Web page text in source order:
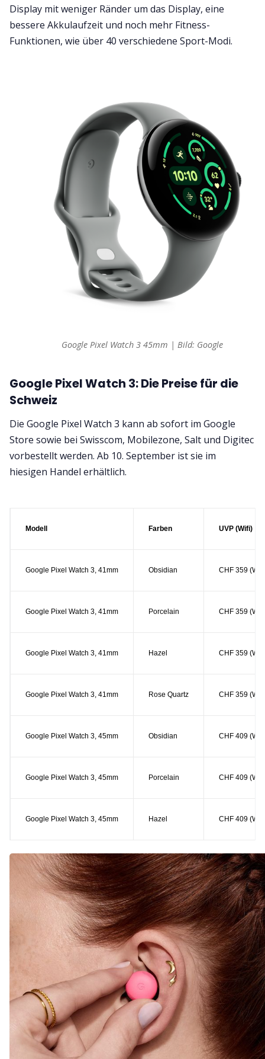
Display mit weniger Ränder um das Display, eine
bessere Akkulaufzeit und noch mehr Fitness-
Funktionen, wie über 40 verschiedene Sport-Modi.
Google Pixel Watch 3 45mm | Bild: Google
Google Pixel Watch 3: Die Preise für die
Schweiz
Die Google Pixel Watch 3 kann ab sofort im Google
Store sowie bei Swisscom, Mobilezone, Salt und Digitec
vorbestellt werden. Ab 10. September ist sie im
hiesigen Handel erhältlich.
Modell Farben UVP (Wifi)
Google Pixel Watch 3, 41mm Obsidian CHF 359
Google Pixel Watch 3, 41mm Porcelain CHF 359
Google Pixel Watch 3, 41mm Hazel CHF 359
Google Pixel Watch 3, 41mm Rose Quartz CHF 359
Google Pixel Watch 3, 45mm Obsidian CHF 409
Google Pixel Watch 3, 45mm Porcelain CHF 409
Google Pixel Watch 3, 45mm Hazel CHF 409